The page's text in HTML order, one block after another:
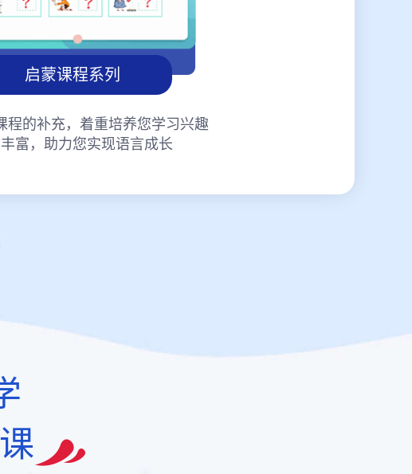
启蒙课程系列
程的补充，着重培养您学习兴趣
富，助力您实现语言成长